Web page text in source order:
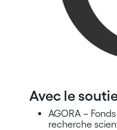
Avec le
AGORA –
recherche